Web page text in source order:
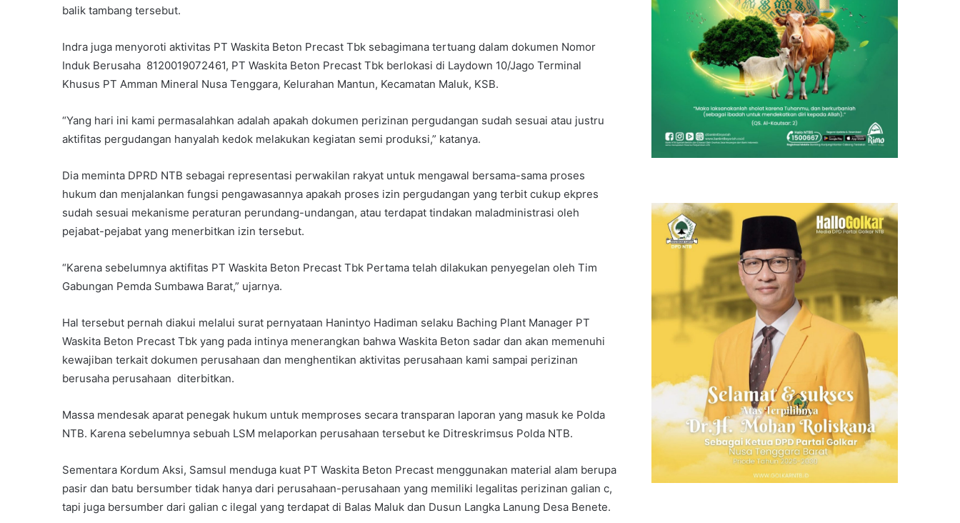
balik tambang tersebut.
Indra juga menyoroti aktivitas PT Waskita Beton Precast Tbk sebagimana tertuang dalam dokumen Nomor
Induk Berusaha 8120019072461, PT Waskita Beton Precast Tbk berlokasi di Laydown 10/Jago Terminal
Khusus PT Amman Mineral Nusa Tenggara, Kelurahan Mantun, Kecamatan Maluk, KSB.
“Yang hari ini kami permasalahkan adalah apakah dokumen perizinan pergudangan sudah sesuai atau justru
aktifitas pergudangan hanyalah kedok melakukan kegiatan semi produksi,” katanya.
Dia meminta DPRD NTB sebagai representasi perwakilan rakyat untuk mengawal bersama-sama proses
hukum dan menjalankan fungsi pengawasannya apakah proses izin pergudangan yang terbit cukup ekpres
sudah sesuai mekanisme peraturan perundang-undangan, atau terdapat tindakan maladministrasi oleh
pejabat-pejabat yang menerbitkan izin tersebut.
“Karena sebelumnya aktifitas PT Waskita Beton Precast Tbk Pertama telah dilakukan penyegelan oleh Tim
Gabungan Pemda Sumbawa Barat,” ujarnya.
Hal tersebut pernah diakui melalui surat pernyataan Hanintyo Hadiman selaku Baching Plant Manager PT
Waskita Beton Precast Tbk yang pada intinya menerangkan bahwa Waskita Beton sadar dan akan memenuhi
kewajiban terkait dokumen perusahaan dan menghentikan aktivitas perusahaan kami sampai perizinan
berusaha perusahaan diterbitkan.
Massa mendesak aparat penegak hukum untuk memproses secara transparan laporan yang masuk ke Polda
NTB. Karena sebelumnya sebuah LSM melaporkan perusahaan tersebut ke Ditreskrimsus Polda NTB.
Sementara Kordum Aksi, Samsul menduga kuat PT Waskita Beton Precast menggunakan material alam berupa
pasir dan batu bersumber tidak hanya dari perusahaan-perusahaan yang memiliki legalitas perizinan galian c,
tapi juga bersumber dari galian c ilegal yang terdapat di Balas Maluk dan Dusun Langka Lanung Desa Benete.